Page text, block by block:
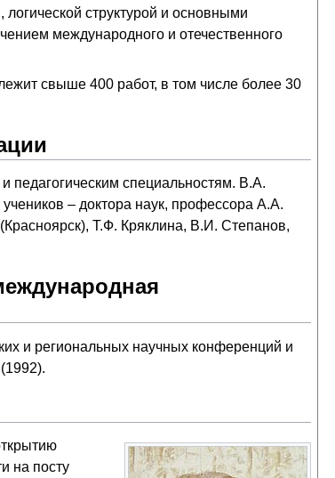
структурой и основными
международного и отечественного
свыше 400 работ, в том числе более 30
педагогическим специальностям. В.А.
– доктора наук, профессора А.А.
Т.Ф. Кряклина, В.И. Степанов,
и региональных научных конференций и
на посту